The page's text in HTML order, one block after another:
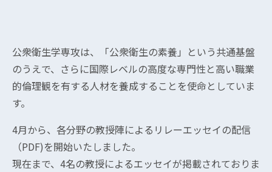
公衆衛生学専攻は、「公衆衛生の素養」という共通基盤
のうえで、さらに国際レベルの高度な専門性と高い職業
的倫理観を有する人材を養成することを使命としていま
す。
4月から、各分野の教授陣によるリレーエッセイの配信
（PDF)を開始いたしました。
現在まで、4名の教授によるエッセイが掲載されておりま